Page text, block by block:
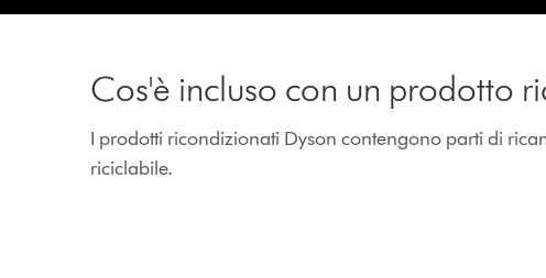
Cos'è incluso con un prodotto
I prodotti ricondizionati Dyson contengono parti di
riciclabile.